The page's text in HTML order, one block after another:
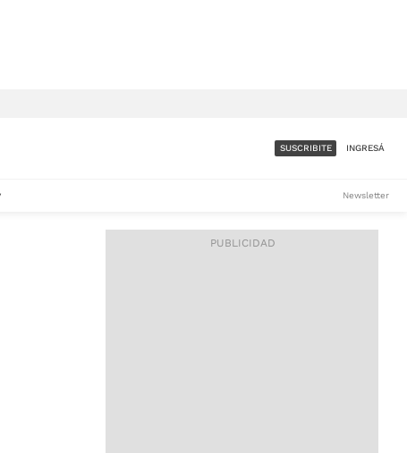
ACCESO FULL - $1.800/MES
SUSCRIBITE INGRESÁ
Newsletter